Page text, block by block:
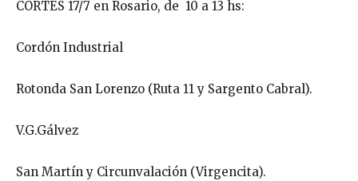
CORTES 17/7 en Rosario, de 10 a 13 hs:
Cordón Industrial
Rotonda San Lorenzo (Ruta 11 y Sargento Cabral).
V.G.Gálvez
San Martín y Circunvalación (Virgencita).